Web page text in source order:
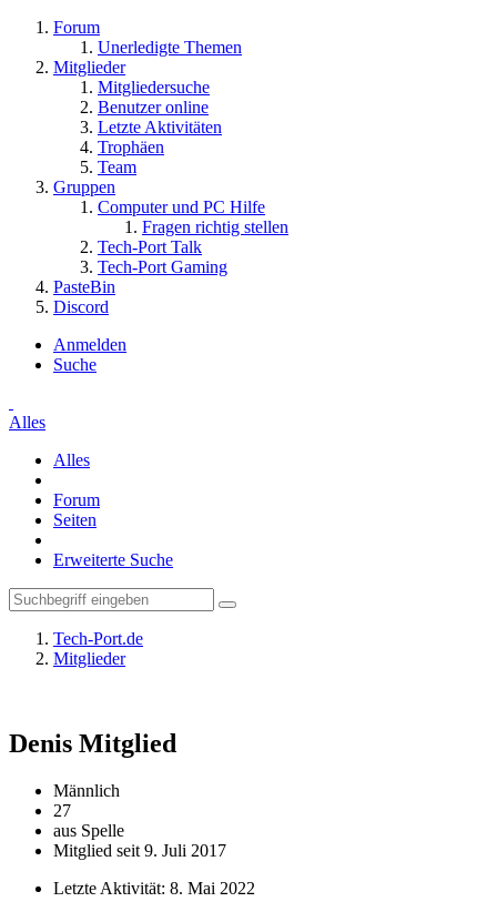
Forum
Unerledigte Themen
Mitglieder
Mitgliedersuche
Benutzer online
Letzte Aktivitäten
Trophäen
Team
Gruppen
Computer und PC Hilfe
Fragen richtig stellen
Tech-Port Talk
Tech-Port Gaming
PasteBin
Discord
Anmelden
Suche
Alles
Alles
Forum
Seiten
Erweiterte Suche
Tech-Port.de
Mitglieder
Denis Mitglied
Männlich
27
aus Spelle
Mitglied seit 9. Juli 2017
Letzte Aktivität: 8. Mai 2022